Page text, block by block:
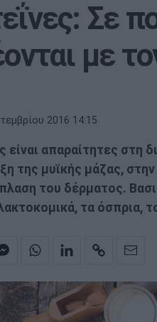
Σε
με
2016 14:15
είναι απαραίτητες
της μυϊκής μάζας,
του δέρματος.
τα όσπρια,